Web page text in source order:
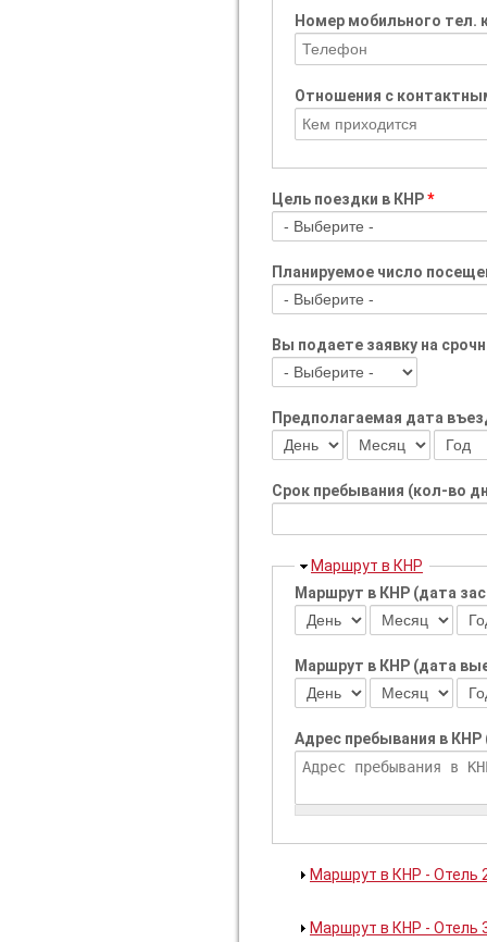
Номер мобильного тел.
Отношения с
Цель поездки в КНР*
Планируемое число
Вы подаете заявку на
Предполагаемая дата
День
Месяц Год
Срок пребывания (кол-во
Скрыть
Маршрут в КНР
Маршрут в КНР (дата
День
Месяц Год
Маршрут в КНР (дата
День
Месяц Год
Адрес пребывания в
Показать
Маршрут в КНР - Отель
Показать
Маршрут в КНР - Отель